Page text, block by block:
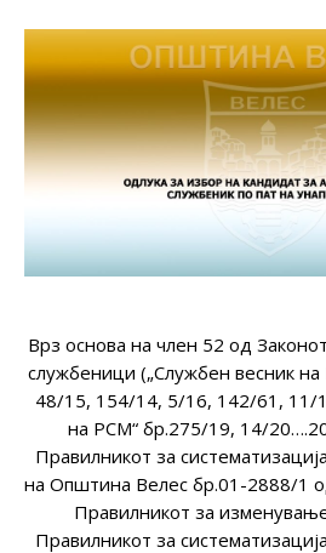
Врз основа на член 52 од
службеници („Службен весник
48/15, 154/14, 5/16, 142/61, 11/
на РСМ“ бр.275/19, 14/
Правилникот за
на Општина Велес бр.01-2888/1
Правилникот за
Правилникот за